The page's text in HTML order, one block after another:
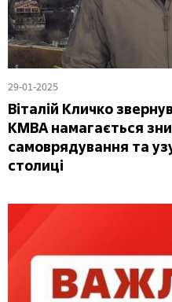
29-01-2025
Віталій Кличко
КМВА намагається
самоврядування та
столиці